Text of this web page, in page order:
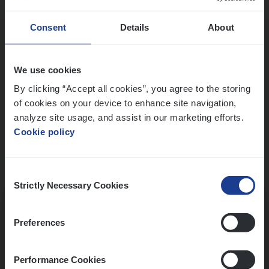
Consent Details About
We use cookies
By clicking “Accept all cookies”, you agree to the storing
of cookies on your device to enhance site navigation,
analyze site usage, and assist in our marketing efforts.
Cookie policy
Selection
Strictly Necessary Cookies
Preferences
Performance Cookies
Ons sollicitatieproces